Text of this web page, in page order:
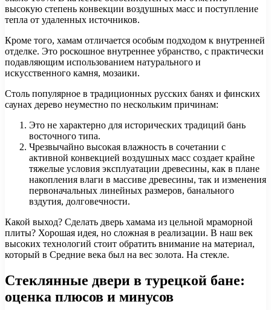
высокую степень конвекции воздушных масс и поступление
тепла от удаленных источников.
Кроме того, хамам отличается особым подходом к внутренней
отделке. Это роскошное внутреннее убранство, с практически
подавляющим использованием натурального и
искусственного камня, мозаики.
Столь популярное в традиционных русских банях и финских
саунах дерево неуместно по нескольким причинам:
Это не характерно для исторических традиций бань
восточного типа.
Чрезвычайно высокая влажность в сочетании с
активной конвекцией воздушных масс создает крайне
тяжелые условия эксплуатации древесины, как в плане
накопления влаги в массиве древесины, так и изменения
первоначальных линейных размеров, банального
вздутия, долговечности.
Какой выход? Сделать дверь хамама из цельной мраморной
плиты? Хорошая идея, но сложная в реализации. В наш век
высоких технологий стоит обратить внимание на материал,
который в Средние века был на вес золота. На стекле.
Стеклянные двери в турецкой бане:
оценка плюсов и минусов